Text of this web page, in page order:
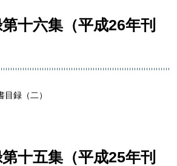
十六集（平成26年刊
録（二）
十五集（平成25年刊